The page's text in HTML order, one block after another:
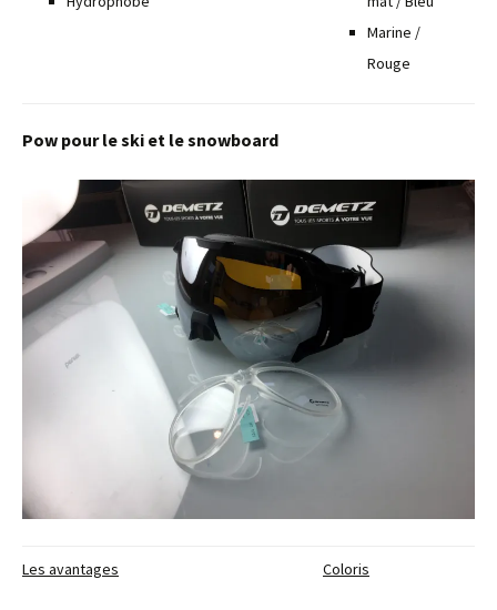
Marine /
Rouge
Pow pour le ski et le snowboard
Les avantages Coloris